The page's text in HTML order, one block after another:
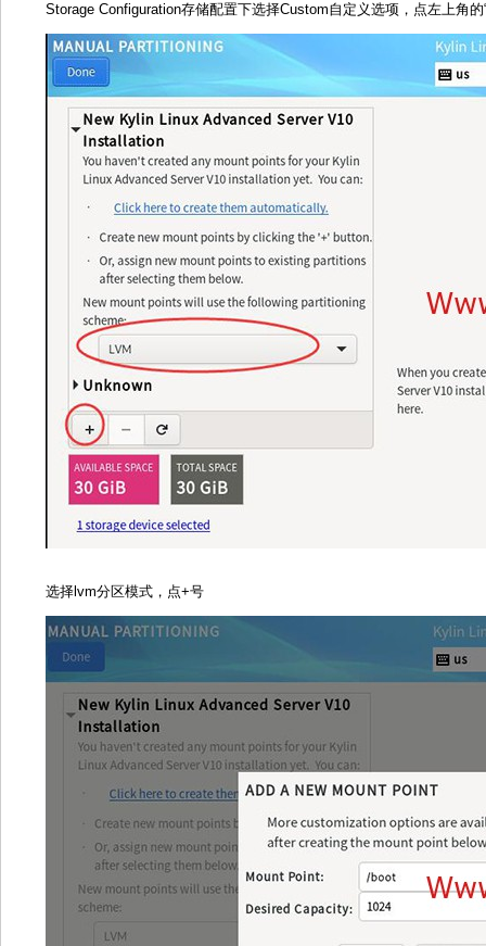
Storage Configuration存储配置下选择Custom自定义选项，点左上角的
选择lvm分区模式，点+号